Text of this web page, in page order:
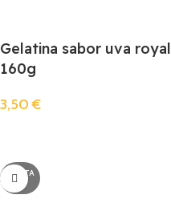
Gelatina sabor uva royal
160g
3,50€
AGOTA
DO